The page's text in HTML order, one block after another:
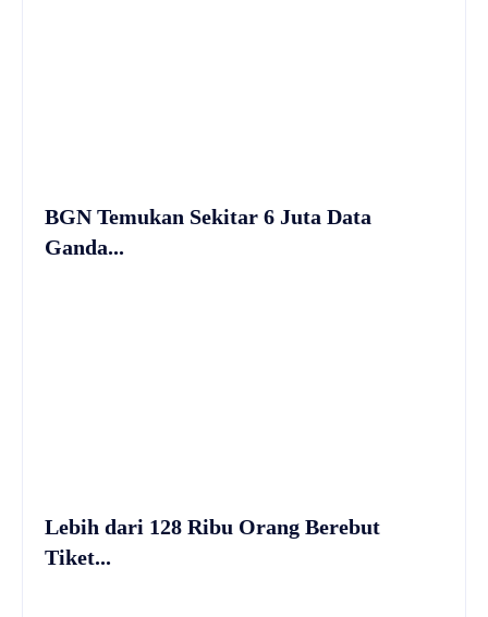
BGN Temukan Sekitar 6 Juta Data
Ganda...
Lebih dari 128 Ribu Orang Berebut
Tiket...